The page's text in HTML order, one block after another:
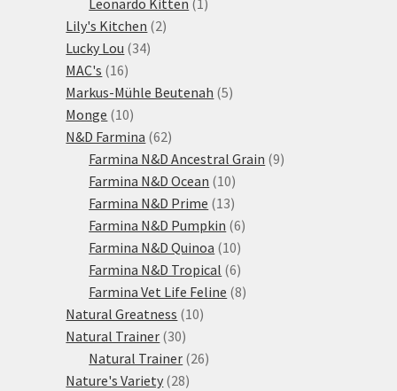
Lily's Kitchen 22
Lucky Lou 3434
MAC's 1616
produktů
Markus-Mühle Beutenah 55
Monge 1010
produktů
N&D Farmina 6262
produktů
Farmina N&D Ancestral Grain 99
Farmina N&D Ocean 1010
produktů
Farmina N&D Prime 1313
produktů
Farmina N&D Pumpkin 66
Farmina N&D Quinoa 1010
produktů
Farmina N&D Tropical 66
produktů
Farmina Vet Life Feline 88
Natural Greatness 1010
Natural Trainer 3030
produktů
Natural Trainer 2626
Nature's Variety 2828